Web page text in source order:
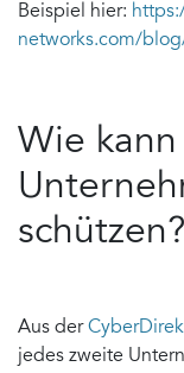
Beispiel hier:
networks.com/
Wie
schützen?
Aus der
jedes zweite